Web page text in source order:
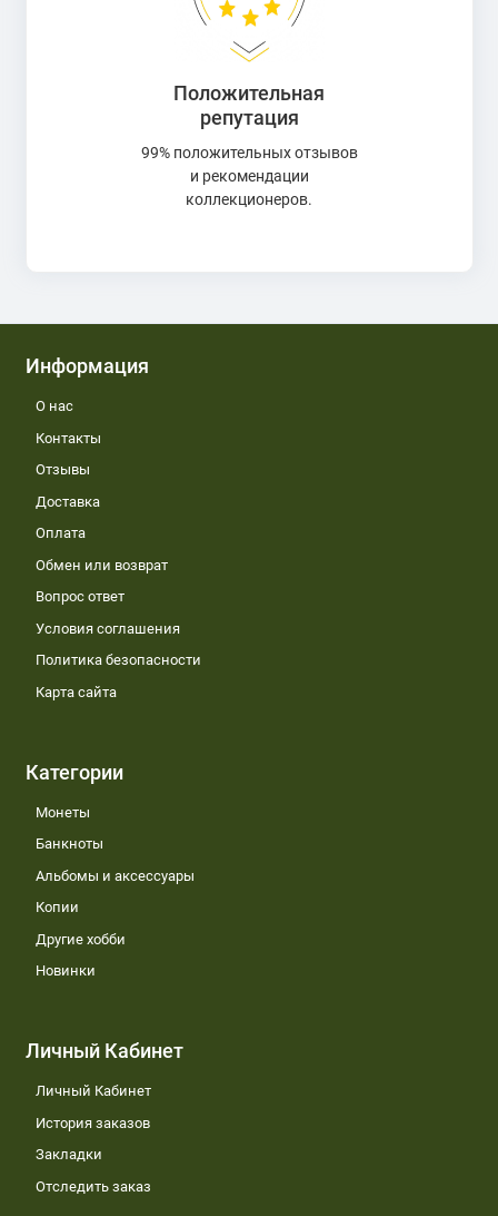
Положительная
репутация
99% положительных отзывов
и рекомендации
коллекционеров.
Информация
О нас
Контакты
Отзывы
Доставка
Оплата
Обмен или возврат
Вопрос ответ
Условия соглашения
Политика безопасности
Карта сайта
Категории
Монеты
Банкноты
Альбомы и аксессуары
Копии
Другие хобби
Новинки
Личный Кабинет
Личный Кабинет
История заказов
Закладки
Отследить заказ